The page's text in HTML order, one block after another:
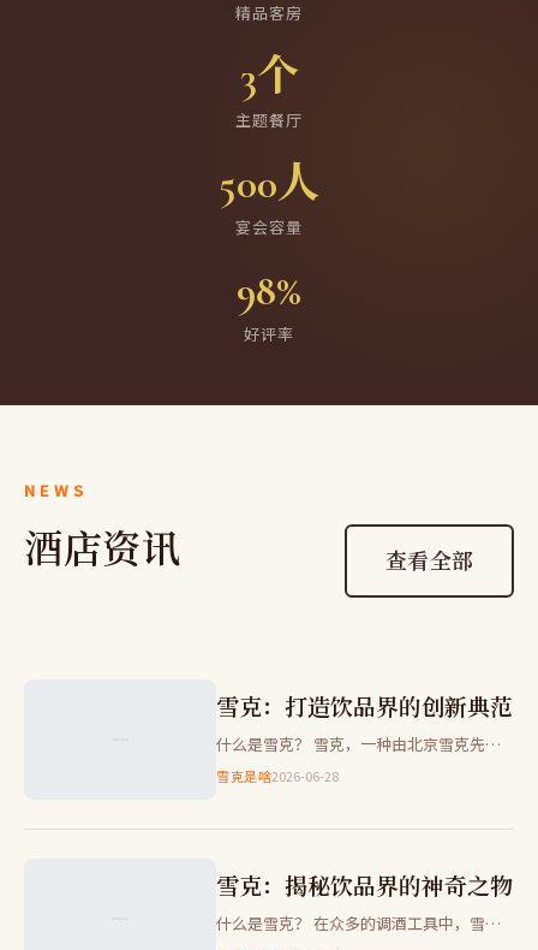
精品客房
3个
主题餐厅
500人
宴会容量
98%
好评率
NEWS
酒店资讯 查看全部
雪克：打造饮品界的创新典范
什么是雪克？ 雪克，一种由北京雪克先生
餐饮管理有限公司推出的新型调酒工具。它
利，旨在为调酒师和酒吧提供…
雪克是啥2026-06-28
雪克：揭秘饮品界的神奇之物
什么是雪克？ 在众多的调酒工具中，雪克